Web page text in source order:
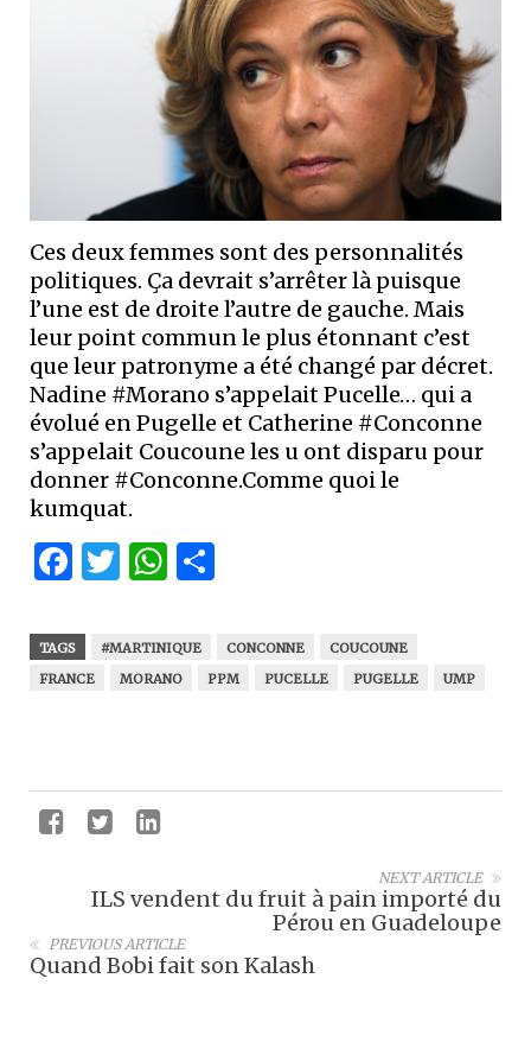
Ces deux femmes sont des personnalités
politiques. Ça devrait s’arrêter là puisque
l’une est de droite l’autre de gauche. Mais
leur point commun le plus étonnant c’est
que leur patronyme a été changé par décret.
Nadine #Morano s’appelait Pucelle… qui a
évolué en Pugelle et Catherine #Conconne
s’appelait Coucoune les u ont disparu pour
donner #Conconne.Comme quoi le
kumquat.
Facebook
Twitter
WhatsApp
TAGS #MARTINIQUE CONCONNE
COUCOUNE
FRANCE
MORANO PPM PUCELLE PUGELLE UMP
NEXT ARTICLE
ILS vendent du fruit à pain importé du
Pérou en Guadeloupe
PREVIOUS ARTICLE
Quand Bobi fait son Kalash